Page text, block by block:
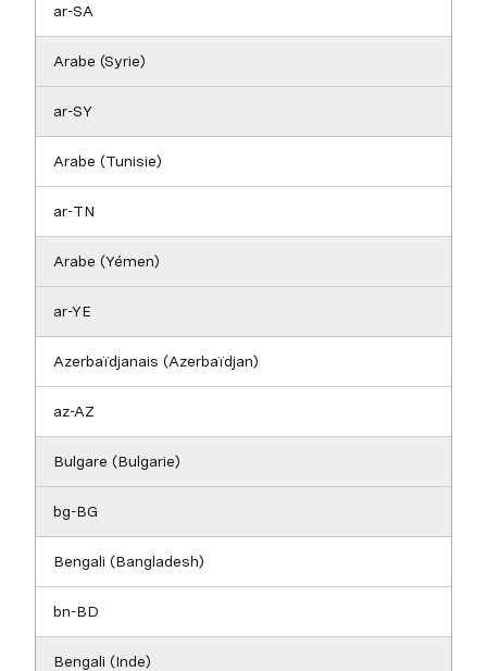
ar-SA
Arabe (Syrie)
ar-SY
Arabe (Tunisie)
ar-TN
Arabe (Yémen)
ar-YE
Azerbaïdjanais (Azerbaïdjan)
az-AZ
Bulgare (Bulgarie)
bg-BG
Bengali (Bangladesh)
bn-BD
Bengali (Inde)